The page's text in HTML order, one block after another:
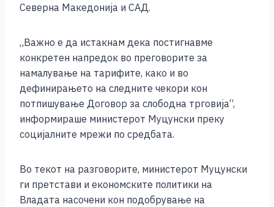
Северна Македонија и САД.
„Важно е да истакнам дека постигнавме
конкретен напредок во преговорите за
намалување на тарифите, како и во
дефинирањето на следните чекори кон
потпишување Договор за слободна трговија“,
информираше министерот Муцунски преку
социјалните мрежи по средбата.
Во текот на разговорите, министерот Муцунски
ги претстави и економските политики на
Владата насочени кон подобрување на